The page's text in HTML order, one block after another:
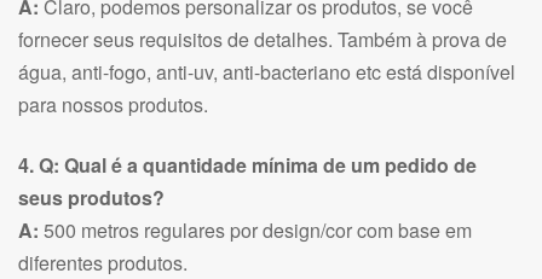
A: Claro, podemos personalizar os produtos, se você
fornecer seus requisitos de detalhes. Também à prova de
água, anti-fogo, anti-uv, anti-bacteriano etc está disponível
para nossos produtos.
4. Q: Qual é a quantidade mínima de um pedido de
seus produtos?
A: 500 metros regulares por design/cor com base em
diferentes produtos.